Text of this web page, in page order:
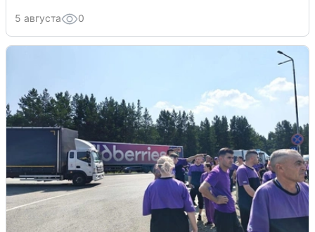
5 августа 0